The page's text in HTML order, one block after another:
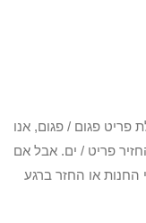
30 יום או שקיבלת פריט פגום / פגום, אנו
פריט / ים. אבל אם
החנות או החזר ברגע